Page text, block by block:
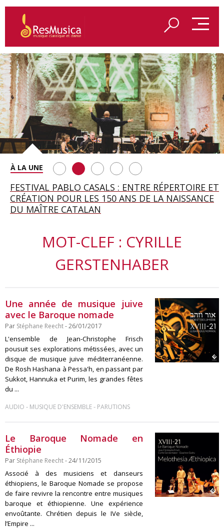
SAINT FRANÇOIS D’ASSISE À SALZBOURG, UNE
SOIRÉE IMMENSE PORTÉE PAR ROMEO
CASTELLUCCI ET MAXIME PASCAL
FESTIVAL PABLO CASALS : ENTRE RÉPERTOIRE ET
CRÉATION POUR LES 150 ANS DE LA NAISSANCE
DU MAÎTRE CATALAN
A BAYREUTH, LE 150E ANNIVERSAIRE DU RING
WAGNÉRIEN GÉNÉRÉ PAR L’IA
BETSY JOLAS FÊTE SON CENTIÈME
ANNIVERSAIRE
GEORGE BENJAMIN : « MES PARENTS AVAIENT
CETTE EXIGENCE DE L’OBJET CISELÉ »
MOT-CLEF : CYRILLE
GERSTENHABER
Une année de musique juive
avec le Baroque nomade
Par Stéphane Reecht- 26/01/2017
L'ensemble de Jean-Christophe Frisch
pousuit ses explorations métissées, avec un
disque de musique juive méditerranéenne.
De Rosh Hashana à Pessa'h, en passant par
Sukkot, Hannuka et Purim, les grandes fêtes
du ...
AUDIO - MUSIQUE D'ENSEMBLE- PARUTIONS
Le Baroque Nomade en
Éthiopie
Par Stéphane Reecht- 24/11/2015
Associé à des musiciens et danseurs
éthiopiens, le Baroque Nomade se propose
de faire revivre la rencontre entre musiques
baroque et éthiopienne. Une expérience
envoûtante. Chrétien depuis le IVe siècle,
l’Empire ...